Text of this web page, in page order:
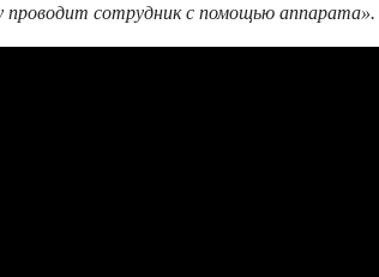
проводит сотрудник с помощью аппарата».